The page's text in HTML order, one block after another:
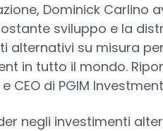
Dominick Carlino
sviluppo e la
alternativi su misura
in tutto il mondo.
CEO di PGIM
negli investimenti